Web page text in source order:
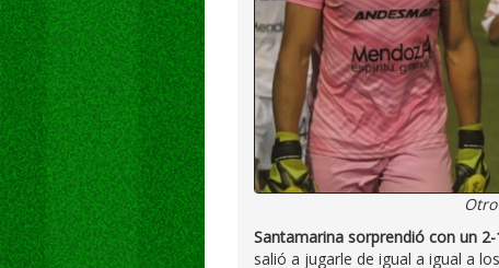
Santamarina sorprendió con un
salió a jugarle de igual a igual a